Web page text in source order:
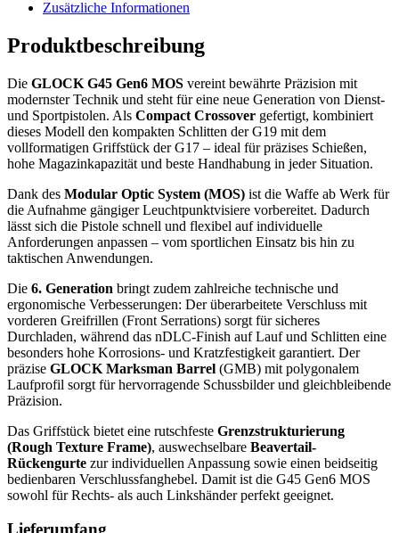
Zusätzliche Informationen
Produktbeschreibung
Die GLOCK G45 Gen6 MOS vereint bewährte Präzision mit
modernster Technik und steht für eine neue Generation von Dienst-
und Sportpistolen. Als Compact Crossover gefertigt, kombiniert
dieses Modell den kompakten Schlitten der G19 mit dem
vollformatigen Griffstück der G17 – ideal für präzises Schießen,
hohe Magazinkapazität und beste Handhabung in jeder Situation.
Dank des Modular Optic System (MOS) ist die Waffe ab Werk für
die Aufnahme gängiger Leuchtpunktvisiere vorbereitet. Dadurch
lässt sich die Pistole schnell und flexibel auf individuelle
Anforderungen anpassen – vom sportlichen Einsatz bis hin zu
taktischen Anwendungen.
Die 6. Generation bringt zudem zahlreiche technische und
ergonomische Verbesserungen: Der überarbeitete Verschluss mit
vorderen Greifrillen (Front Serrations) sorgt für sicheres
Durchladen, während das nDLC-Finish auf Lauf und Schlitten eine
besonders hohe Korrosions- und Kratzfestigkeit garantiert. Der
präzise GLOCK Marksman Barrel (GMB) mit polygonalem
Laufprofil sorgt für hervorragende Schussbilder und gleichbleibende
Präzision.
Das Griffstück bietet eine rutschfeste Grenzstrukturierung
(Rough Texture Frame), auswechselbare Beavertail-
Rückengurte zur individuellen Anpassung sowie einen beidseitig
bedienbaren Verschlussfanghebel. Damit ist die G45 Gen6 MOS
sowohl für Rechts- als auch Linkshänder perfekt geeignet.
Lieferumfang